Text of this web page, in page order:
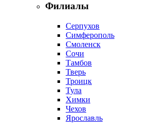
Филиалы
Серпухов
Симферополь
Смоленск
Сочи
Тамбов
Тверь
Троицк
Тула
Химки
Чехов
Ярославль